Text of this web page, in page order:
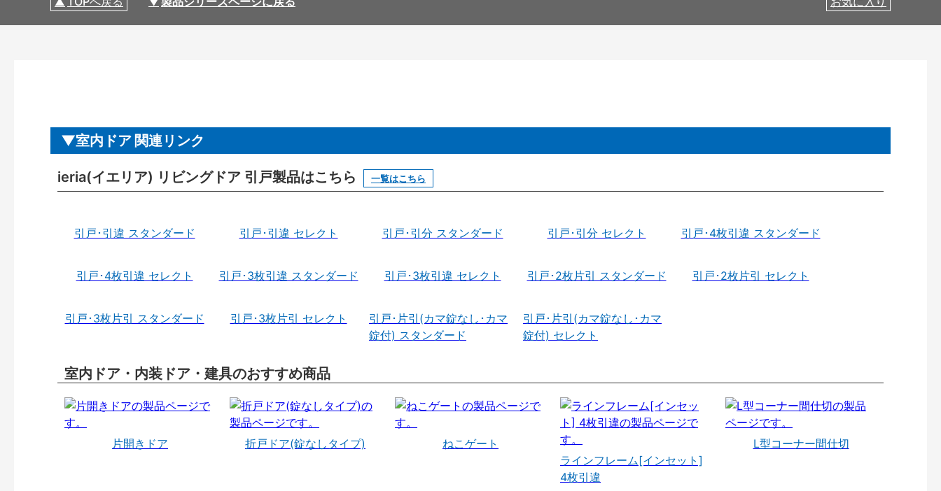
室内ドア 関連リンク
ieria(イエリア) リビングドア 引戸製品はこちら 一覧はこちら
引戸･引違 スタンダード 引戸･引違 セレクト 引戸･引分 スタンダード 引戸･引分 セレクト 引戸･4枚引違 スタンダード
引戸･4枚引違 セレクト 引戸･3枚引違 スタンダード 引戸･3枚引違 セレクト 引戸･2枚片引 スタンダード 引戸･2枚片引 セレクト
引戸･3枚片引 スタンダード 引戸･3枚片引 セレクト
引戸･片引(カマ錠なし･カマ
錠付) スタンダード
引戸･片引(カマ錠なし･カマ
錠付) セレクト
室内ドア・内装ドア・建具のおすすめ商品
片開きドア 折戸ドア(錠なしタイプ)
ねこゲート
ラインフレーム[インセット]
4枚引違
L型コーナー間仕切